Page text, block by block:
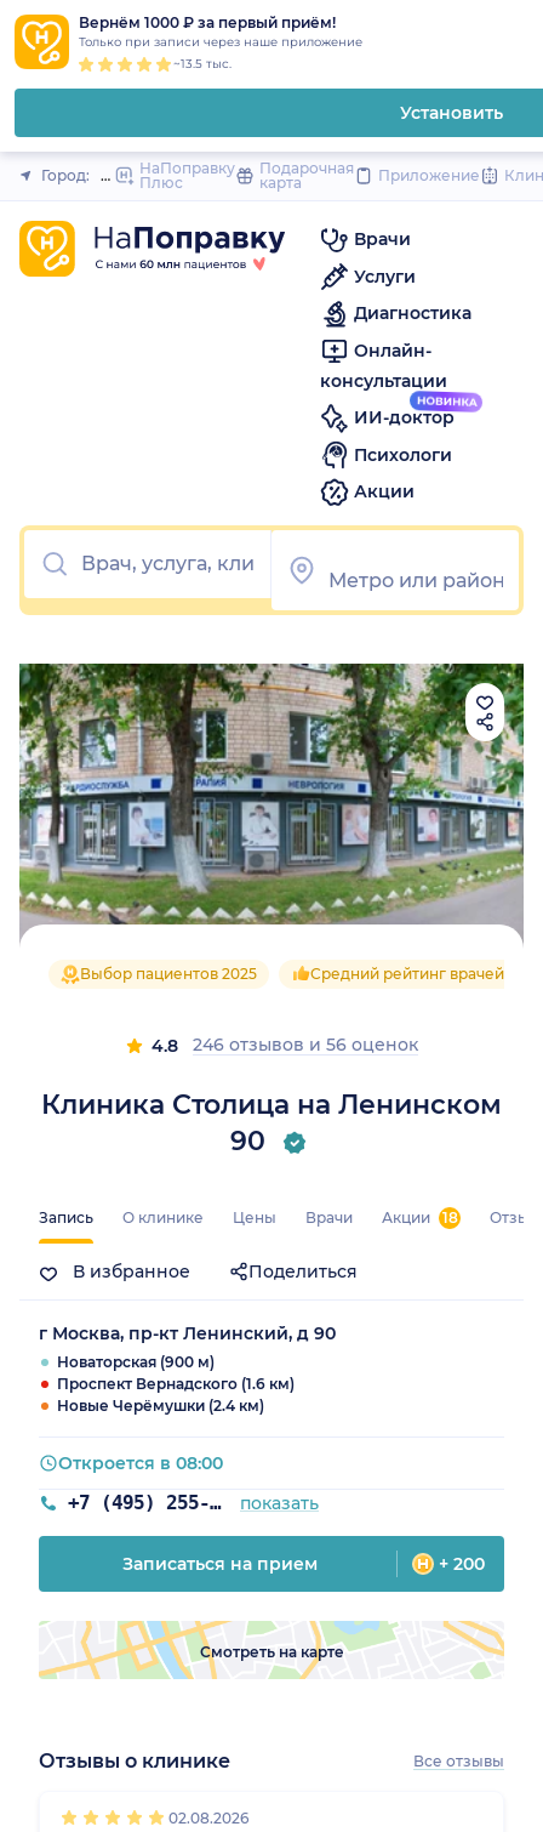
Вернём 1000 ₽ за первый приём!
Только при записи через наше приложение
~13.5 тыс.
Установить
Закрыть
Город: МоскваНаПоправку
Плюс
Подарочная
карта
Приложение
Врачи
Услуги
Диагностика
Онлайн-
консультации
ИИ-доктор
Психологи
Акции
Клиника Столица на Ленинском
90
Выбор пациентов 2025 Средний рейтинг врачей 4.8
4.8 246 отзывов и 56 оценок
Запись О клинике Цены Врачи Акции 18
В избранное Поделиться
г Москва, пр-кт Ленинский, д 90
Новаторская (900 м)
Проспект Вернадского (1.6 км)
Новые Черёмушки (2.4 км)
+7 (495) 255-10-78 показать
Откроется в 08:00
Записаться на прием + 200
Смотреть на карте
Отзывы о клинике Все отзывы
02.08.2026